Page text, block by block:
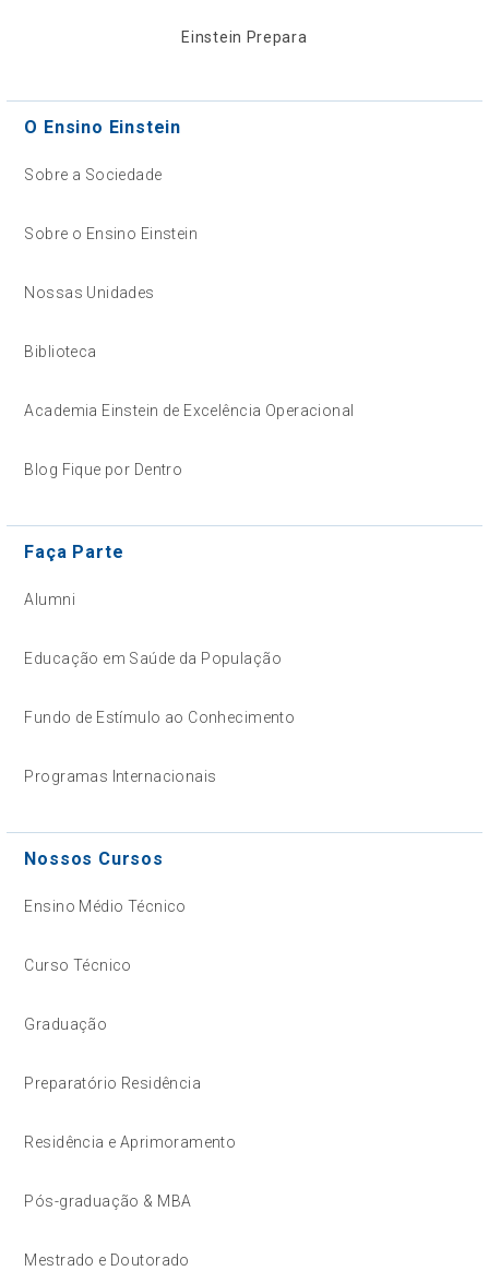
Einstein Prepara
O Ensino Einstein
Sobre a Sociedade
Sobre o Ensino Einstein
Nossas Unidades
Biblioteca
Academia Einstein de Excelência Operacional
Blog Fique por Dentro
Faça Parte
Alumni
Educação em Saúde da População
Fundo de Estímulo ao Conhecimento
Programas Internacionais
Nossos Cursos
Ensino Médio Técnico
Curso Técnico
Graduação
Preparatório Residência
Residência e Aprimoramento
Pós-graduação & MBA
Mestrado e Doutorado